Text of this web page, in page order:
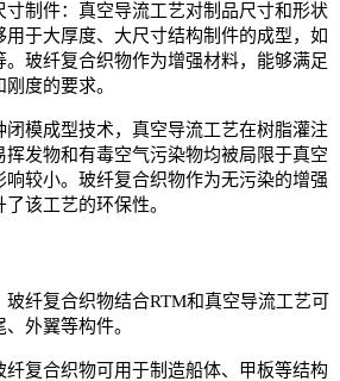
寸制件：真空导流工艺对制品尺寸和形状
用于大厚度、大尺寸结构制件的成型，如
。玻纤复合织物作为增强材料，能够满足
度的要求。
闭模成型技术，真空导流工艺在树脂灌注
挥发物和有毒空气污染物均被局限于真空
响较小。玻纤复合织物作为无污染的增强
该工艺的环保性。
玻纤复合织物结合RTM和真空导流工艺可
外翼等构件。
纤复合织物可用于制造船体、甲板等结构